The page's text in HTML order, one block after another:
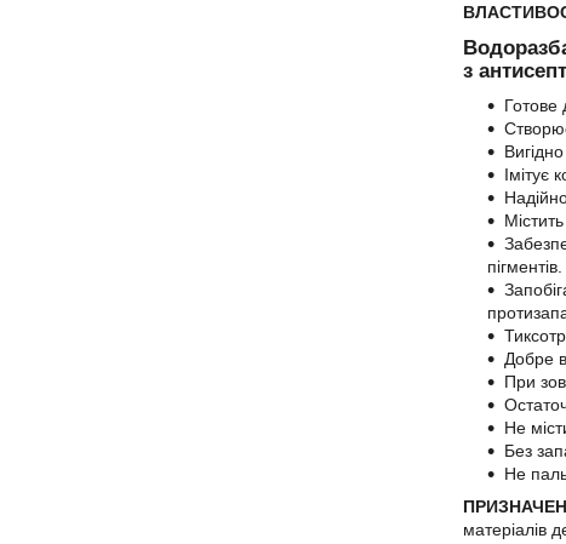
з
Готове
Імітує
пігментів.
Добре
При
Не
Без
Не
матеріалів